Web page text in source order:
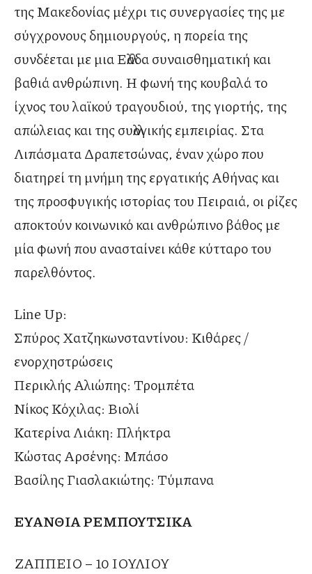
της Μακεδονίας μέχρι τις συνεργασίες της με
σύγχρονους δημιουργούς, η πορεία της
συνδέεται με μια Ελλάδα συναισθηματική και
βαθιά ανθρώπινη. Η φωνή της κουβαλά το
ίχνος του λαϊκού τραγουδιού, της γιορτής, της
απώλειας και της συλλογικής εμπειρίας. Στα
Λιπάσματα Δραπετσώνας, έναν χώρο που
διατηρεί τη μνήμη της εργατικής Αθήνας και
της προσφυγικής ιστορίας του Πειραιά, οι ρίζες
αποκτούν κοινωνικό και ανθρώπινο βάθος με
μία φωνή που ανασταίνει κάθε κύτταρο του
παρελθόντος.
Line Up:
Σπύρος Χατζηκωνσταντίνου: Κιθάρες /
ενορχηστρώσεις
Περικλής Αλιώπης: Τρομπέτα
Νίκος Κόχιλας: Βιολί
Κατερίνα Λιάκη: Πλήκτρα
Κώστας Αρσένης: Μπάσο
Βασίλης Γιασλακιώτης: Τύμπανα
ΕΥΑΝΘΙΑ ΡΕΜΠΟΥΤΣΙΚΑ
ΖΑΠΠΕΙΟ – 10 ΙΟΥΛΙΟΥ